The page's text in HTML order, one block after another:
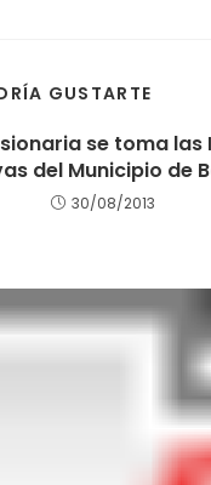
GUSTARTE
se toma las
del Municipio de
30/08/2013